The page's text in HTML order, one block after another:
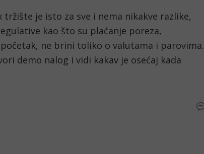
je isto za sve i nema nikakve razlike,
kao što su plaćanje poreza,
ne brini toliko o valutama i parovima.
demo nalog i vidi kakav je osećaj kada